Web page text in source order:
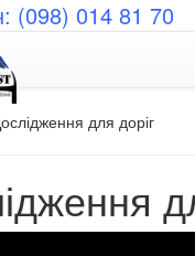
(098) 014 81 70
для доріг